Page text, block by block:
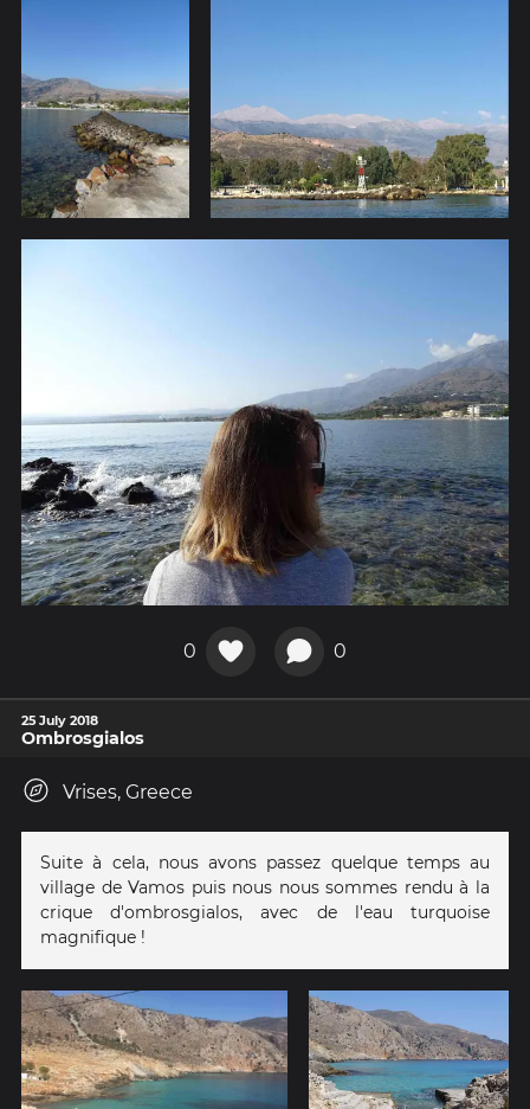
0 0
25 July 2018
Ombrosgialos
Vrises, Greece
Suite à cela, nous avons passez quelque temps au
village de Vamos puis nous nous sommes rendu à la
crique d'ombrosgialos, avec de l'eau turquoise
magnifique !